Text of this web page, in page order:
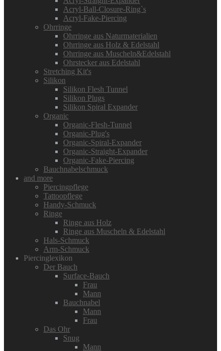
Acryl-Ball-Closure-Ring`s
Acryl-Fake-Piercing
Ohrringe
Ohrringe aus Naturmaterialien
Ohrringe aus Holz & Edelstahl
Ohrringe aus Muscheln&Edelstahl
Ohrstecker aus Edelstahl
Stretching Kit's
Silikon
Silikon Flesh Tunnel
Silikon Plugs
Silikon Spiral Expander
Organic
Organic-Flesh-Tunnel
Organic-Plug's
Organic-Spiral-Expander
Organic-Straight-Expander
Organic-Fake-Piercing
Bauchnabelschmuck
and more
Piercingpflege
Tattoopflege
Handy-Schmuck
Ringe
Ringe aus Holz
Ringe aus Muscheln & Edelstahl
Hals-Schmuck
Arm-Schmuck
Piercinglexikon
Der Bauch
Surface-Bauch
Frau
Mann
Bauchnabel
Mann
Frau
Das Ohr
Snug
Mann